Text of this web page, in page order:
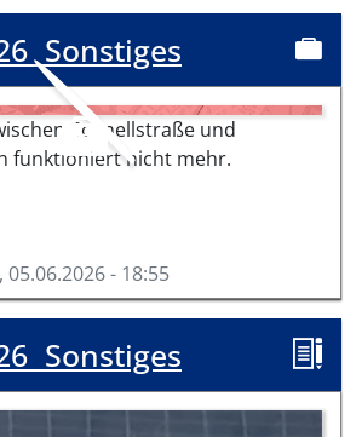
Sonstiges
Schnellstraße und
funktioniert nicht mehr.
05.06.2026 - 18:55
Sonstiges